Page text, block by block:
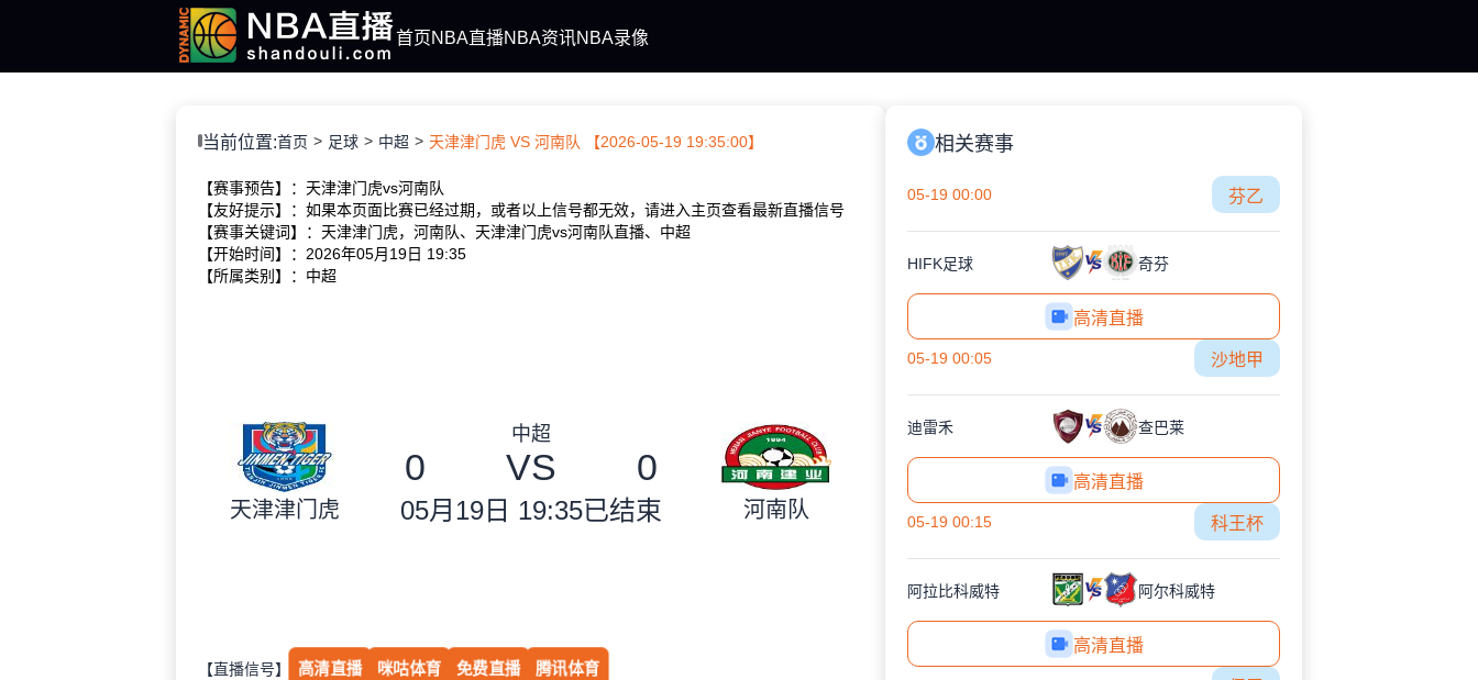
首页NBA直播NBA资讯NBA录像
当前位置:首页 足球 中超 天津津门虎 VS 河南队 【2026-05-19 19:35:00】
【赛事预告】：天津津门虎vs河南队
【友好提示】：如果本页面比赛已经过期，或者以上信号都无效，请进入主页查看最新直播信号
【赛事关键词】：天津津门虎，河南队、天津津门虎vs河南队直播、中超
【开始时间】：2026年05月19日 19:35
【所属类别】：中超
天津津门虎
中超
0 VS 0
05月19日 19:35已结束 河南队
【直播信号】 高清直播 咪咕体育 免费直播 腾讯体育
相关赛事
05-19 00:00 芬乙
HIFK足球 奇芬
高清直播
05-19 00:05 沙地甲
迪雷禾 查巴莱
高清直播
05-19 00:15 科王杯
阿拉比科威特 阿尔科威特
高清直播